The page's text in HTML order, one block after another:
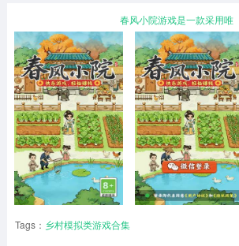
春风小院游戏是一款采用唯
Tags： 乡村模拟类游戏合集